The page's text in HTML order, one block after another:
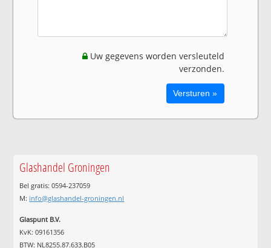
Uw gegevens worden versleuteld
verzonden.
Glashandel Groningen
Bel gratis: 0594-237059
M: info@glashandel-groningen.nl
Glaspunt B.V.
KvK: 09161356
BTW: NL8255.87.633.B05